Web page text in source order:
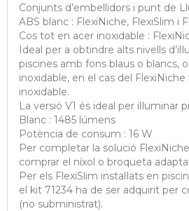
Conjunts d’embellidors i punt de
ABS blanc : FlexiNiche, FlexiSlim i
Cos tot en acer inoxidable :
Ideal per a obtindre alts nivells
piscines amb fons blaus o blancs,
inoxidable, en el cas del
inoxidable.
La versió V1 és ideal per il·luminar
Blanc : 1485 lúmens
Potència de consum : 16 W
Per completar la solució
comprar el níxol o broqueta
Per els FlexiSlim instal·lats en
el kit 71234 ha de ser adquirit per
(no subministrat).